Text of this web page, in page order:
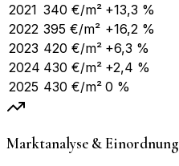
2021 340 €/m² +13,3 %
2022 395 €/m² +16,2 %
2023 420 €/m² +6,3 %
2024 430 €/m² +2,4 %
2025 430 €/m² 0 %
Marktanalyse & Einordnung